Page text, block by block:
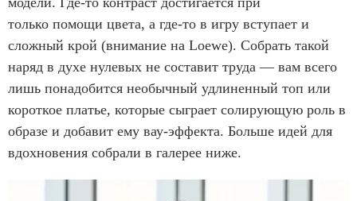
только помощи цвета, а где-то в игру вступает и
сложный крой (внимание на Loewe). Собрать такой
наряд в духе нулевых не составит труда — вам всего
лишь понадобится необычный удлиненный топ или
короткое платье, которые сыграет солирующую роль в
образе и добавит ему вау-эффекта. Больше идей для
вдохновения собрали в галерее ниже.